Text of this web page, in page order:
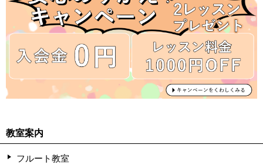
教室案内
フルート教室